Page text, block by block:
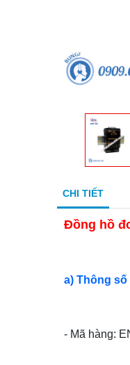
CHI TIẾT
Đồng hồ
a) Thông
- Mã hàng: